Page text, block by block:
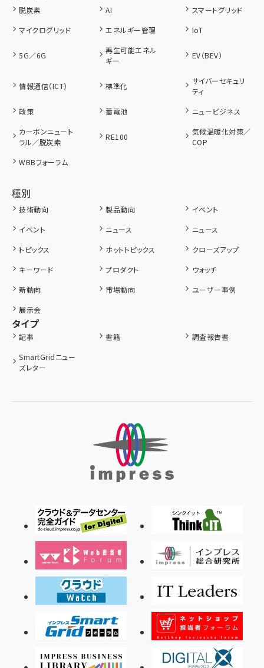
脱炭素 AI
スマートグリッド
マイクログリッド
エネルギー管理 IoT
5G／6G
再生可能エネル
ギー
EV（BEV）
情報通信（ICT） 標準化
サイバーセキュリ
ティ
政策
蓄電池
ニュービジネス
カーボンニュート
ラル／脱炭素
RE100
気候温暖化対策／
COP
WBBフォーラム
種別
技術動向 製品動向
イベント
イベント
ニュース
ニュース
トピックス
ホットトピックス
クローズアップ
キーワード
プロダクト
ウォッチ
新動向
市場動向
ユーザー事例
展示会
タイプ
記事 書籍
調査報告書
SmartGridニュー
ズレター